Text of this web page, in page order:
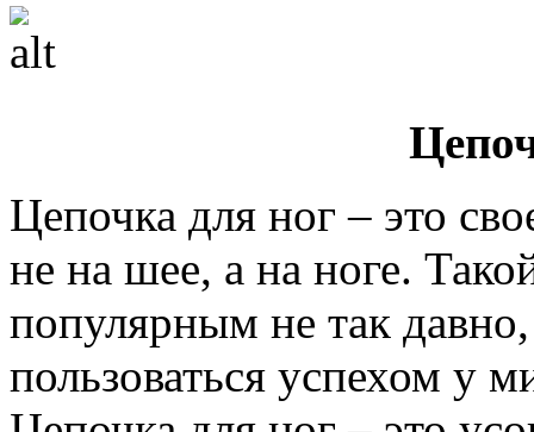
Цепочка для ног – это
не на шее, а на ноге.
популярным не так
пользоваться успехом у